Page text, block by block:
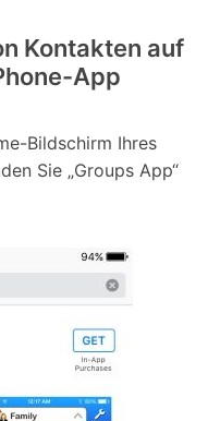
Kontakten auf
App
Bildschirm Ihres
Sie „Groups App“